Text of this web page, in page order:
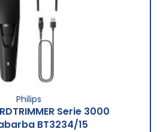
Philips
Serie 3000
BT3234/15